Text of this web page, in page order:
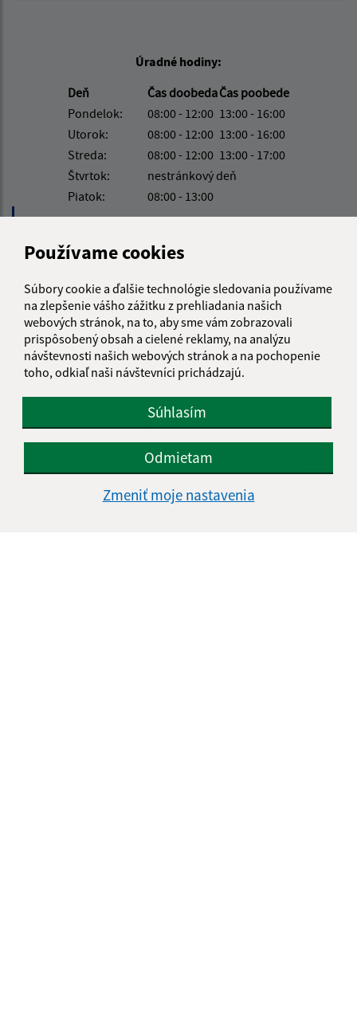
Používame cookies
Súbory cookie a ďalšie technológie sledovania používame
na zlepšenie vášho zážitku z prehliadania našich
webových stránok, na to, aby sme vám zobrazovali
prispôsobený obsah a cielené reklamy, na analýzu
návštevnosti našich webových stránok a na pochopenie
toho, odkiaľ naši návštevníci prichádzajú.
Súhlasím
Odmietam
Zmeniť moje nastavenia
Úradné hodiny:
Deň
Čas doobedaČas poobede
Pondelok:
08:00 - 12:00 13:00 - 16:00
Utorok:
08:00 - 12:00 13:00 - 16:00
Streda:
08:00 - 12:00 13:00 - 17:00
Štvrtok:
nestránkový deň
Piatok:
08:00 - 13:00
Obecný úrad Pribeník
Petőfiho 276
076 51 Pribeník
info@pribenik.sk
+421 911 990 804
IČO: 00 331 856